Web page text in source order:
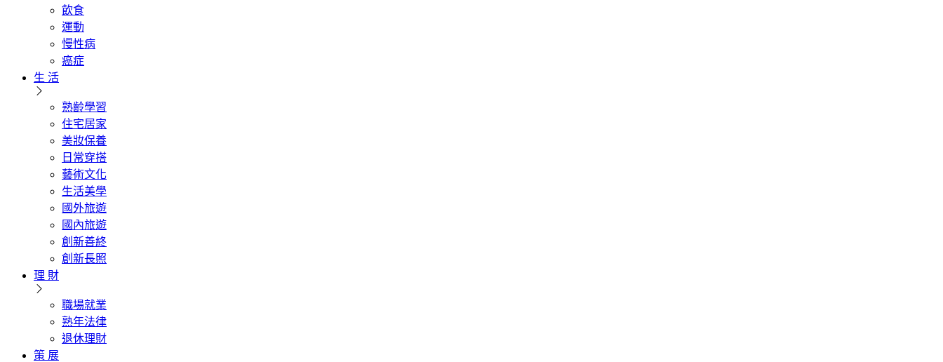
飲食
運動
慢性病
癌症
生 活
熟齡學習
住宅居家
美妝保養
日常穿搭
藝術文化
生活美學
國外旅遊
國內旅遊
創新善終
創新長照
理 財
職場就業
熟年法律
退休理財
策 展